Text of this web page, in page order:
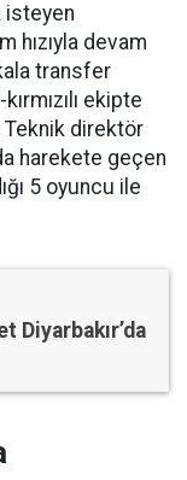
isteyen
hızıyla devam
transfer
ekipte
Teknik direktör
harekete geçen
5 oyuncu ile
Diyarbakır’da